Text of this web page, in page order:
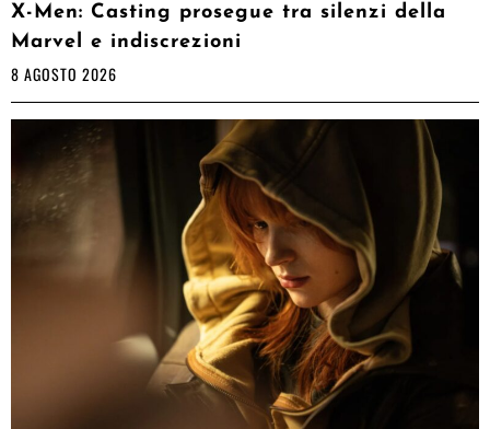
X-Men: Casting prosegue tra silenzi della
Marvel e indiscrezioni
8 AGOSTO 2026